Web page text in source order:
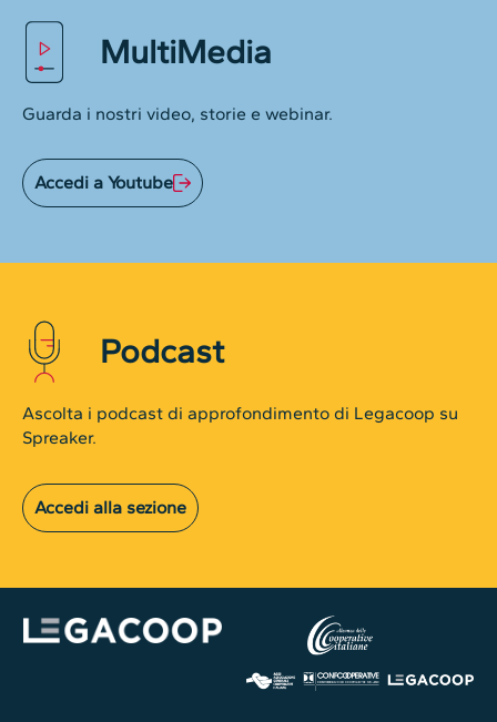
MultiMedia
Guarda i nostri video, storie e webinar.
Accedi a Youtube
Podcast
Ascolta i podcast di approfondimento di Legacoop su
Spreaker.
Accedi alla sezione